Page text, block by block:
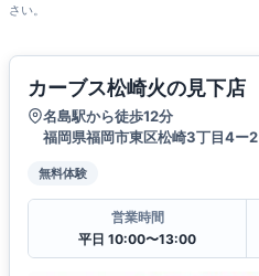
さい。
カーブス松崎火の見下店
名島駅から徒歩12分
福岡県福岡市東区松崎3丁目4ー2
無料体験
営業時間
平日 10:00〜13:00